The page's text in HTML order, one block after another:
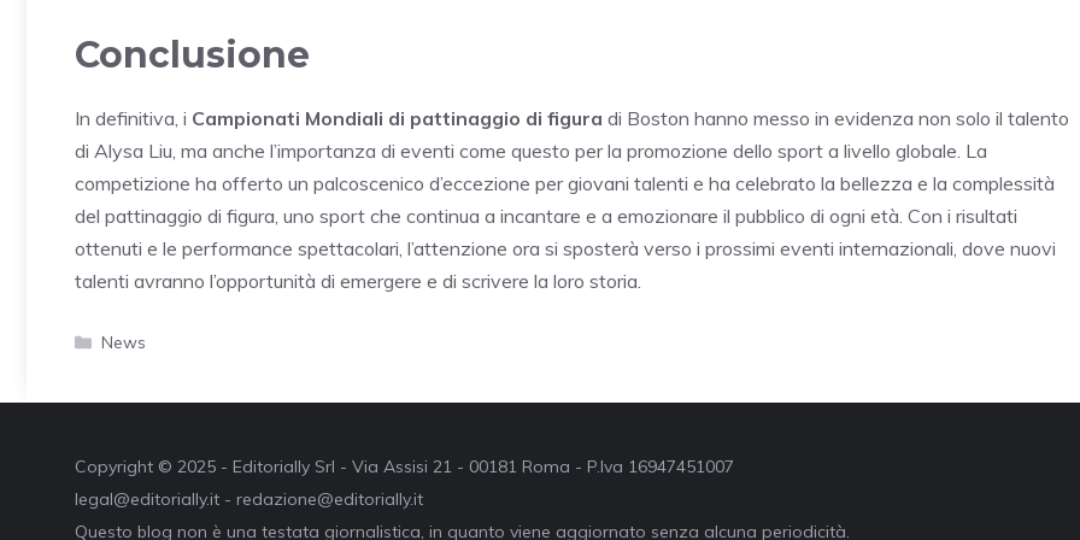
Conclusione
In definitiva, i Campionati Mondiali di pattinaggio di figura di Boston hanno messo in evidenza non solo il talento
di Alysa Liu, ma anche l’importanza di eventi come questo per la promozione dello sport a livello globale. La
competizione ha offerto un palcoscenico d’eccezione per giovani talenti e ha celebrato la bellezza e la complessità
del pattinaggio di figura, uno sport che continua a incantare e a emozionare il pubblico di ogni età. Con i risultati
ottenuti e le performance spettacolari, l’attenzione ora si sposterà verso i prossimi eventi internazionali, dove nuovi
talenti avranno l’opportunità di emergere e di scrivere la loro storia.
Categorie
News
Copyright © 2025 - Editorially Srl - Via Assisi 21 - 00181 Roma - P.Iva 16947451007
legal@editorially.it - redazione@editorially.it
Questo blog non è una testata giornalistica, in quanto viene aggiornato senza alcuna periodicità.